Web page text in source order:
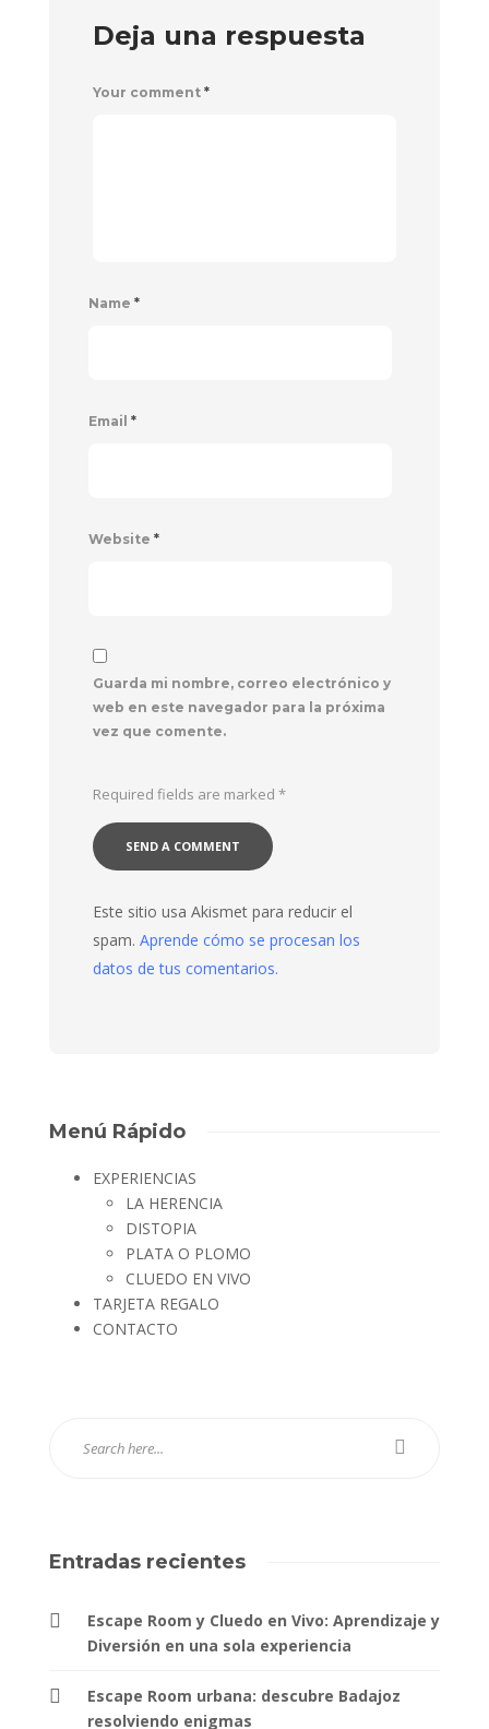
Deja una respuesta
Your comment *
Name *
Email *
Website *
Guarda mi nombre, correo electrónico y
web en este navegador para la próxima
vez que comente.
Required fields are marked *
Este sitio usa Akismet para reducir el
spam. Aprende cómo se procesan los
datos de tus comentarios.
Menú Rápido
EXPERIENCIAS
LA HERENCIA
DISTOPIA
PLATA O PLOMO
CLUEDO EN VIVO
TARJETA REGALO
CONTACTO
Entradas recientes
Escape Room y Cluedo en Vivo: Aprendizaje y
Diversión en una sola experiencia
Escape Room urbana: descubre Badajoz
resolviendo enigmas